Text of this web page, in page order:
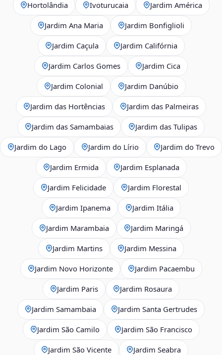
Hortolândia Ivoturucaia Jardim América
Jardim Ana Maria Jardim Bonfiglioli
Jardim Caçula Jardim Califórnia
Jardim Carlos Gomes Jardim Cica
Jardim Colonial Jardim Danúbio
Jardim das Hortências Jardim das Palmeiras
Jardim das Samambaias Jardim das Tulipas
Jardim do Lago Jardim do Lírio Jardim do Trevo
Jardim Ermida Jardim Esplanada
Jardim Felicidade Jardim Florestal
Jardim Ipanema Jardim Itália
Jardim Marambaia Jardim Maringá
Jardim Martins Jardim Messina
Jardim Novo Horizonte Jardim Pacaembu
Jardim Paris Jardim Rosaura
Jardim Samambaia Jardim Santa Gertrudes
Jardim São Camilo Jardim São Francisco
Jardim São Vicente Jardim Seabra